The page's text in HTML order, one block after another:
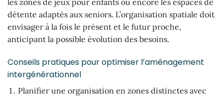
les zones de jeux pour enfants ou encore les espaces de
détente adaptés aux seniors. L’organisation spatiale doit
envisager à la fois le présent et le futur proche,
anticipant la possible évolution des besoins.
Conseils pratiques pour optimiser l’aménagement
intergénérationnel
Planifier une organisation en zones distinctes avec